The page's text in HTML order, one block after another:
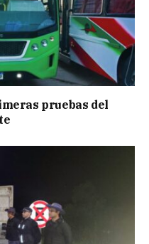
pruebas del